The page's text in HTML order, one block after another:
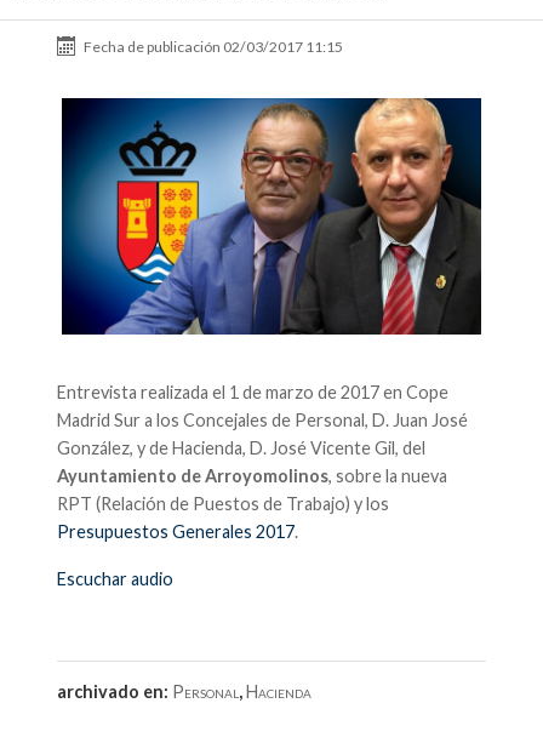
Fecha de publicación 02/03/2017 11:15
Entrevista realizada el 1 de marzo de 2017 en Cope
Madrid Sur a los Concejales de Personal, D. Juan José
González, y de Hacienda, D. José Vicente Gil, del
Ayuntamiento de Arroyomolinos, sobre la nueva
RPT (Relación de Puestos de Trabajo) y los
Presupuestos Generales 2017.
Escuchar audio
archivado en: Personal ,Hacienda